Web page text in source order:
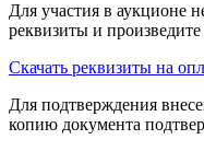
Для участия в аукционе
реквизиты и
Скачать реквизиты на
Для подтверждения
копию документа